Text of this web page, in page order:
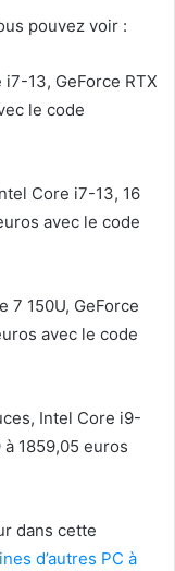
pouvez voir :
13, GeForce RTX
le code
Core i7-13, 16
avec le code
7 150U, GeForce
avec le code
Intel Core i9-
1859,05 euros
dans cette
d’autres PC à